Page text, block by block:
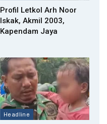
Profil Letkol Arh Noor
Iskak, Akmil 2003,
Kapendam Jaya
Headline